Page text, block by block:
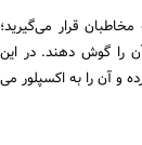
قرار
را گوش دهند. در
آن را به اکسپلور